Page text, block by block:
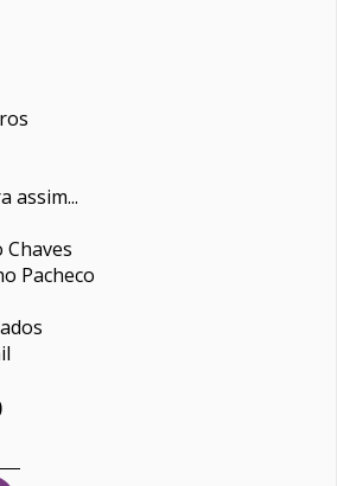
assim...
Pacheco